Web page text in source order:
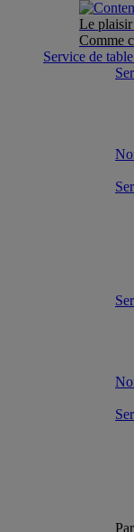
Le
Comme
Service de table